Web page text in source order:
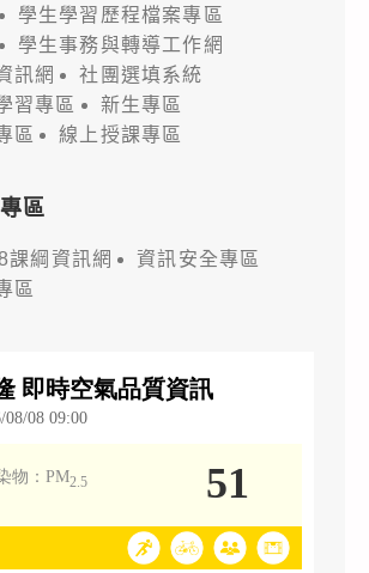
學生學習歷程檔案專區
學生事務與轉導工作網
訊網
社團選填系統
習專區
新生專區
區
線上授課專區
區
課綱資訊網
資訊安全專區
區